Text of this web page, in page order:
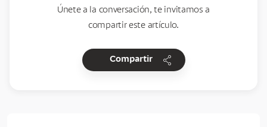
Únete a la conversación, te invitamos a
compartir este artículo.
Compartir share